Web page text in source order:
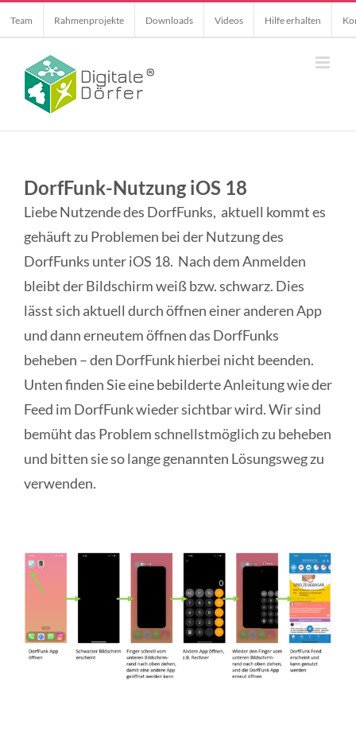
to
content
Team Rahmenprojekte Downloads Videos Hilfe erhalten
DorfFunk-Nutzung iOS 18
Liebe Nutzende des DorfFunks, aktuell kommt es
gehäuft zu Problemen bei der Nutzung des
DorfFunks unter iOS 18. Nach dem Anmelden
bleibt der Bildschirm weiß bzw. schwarz. Dies
lässt sich aktuell durch öffnen einer anderen App
und dann erneutem öffnen das DorfFunks
beheben – den DorfFunk hierbei nicht beenden.
Unten finden Sie eine bebilderte Anleitung wie der
Feed im DorfFunk wieder sichtbar wird. Wir sind
bemüht das Problem schnellstmöglich zu beheben
und bitten sie so lange genannten Lösungsweg zu
verwenden.